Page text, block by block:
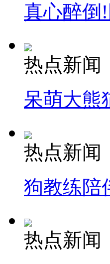
真心醉倒
热点新闻
呆萌大熊
热点新闻
狗教练陪
热点新闻